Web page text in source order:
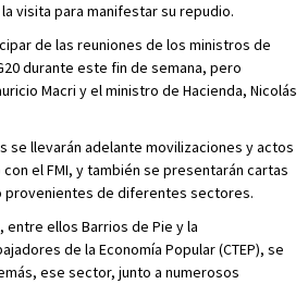
visita para manifestar su repudio.
de las reuniones de los ministros de
durante este fin de semana, pero
Macri y el ministro de Hacienda, Nicolás
se llevarán adelante movilizaciones y actos
el FMI, y también se presentarán cartas
provenientes de diferentes sectores.
ellos Barrios de Pie y la
de la Economía Popular (CTEP), se
ese sector, junto a numerosos